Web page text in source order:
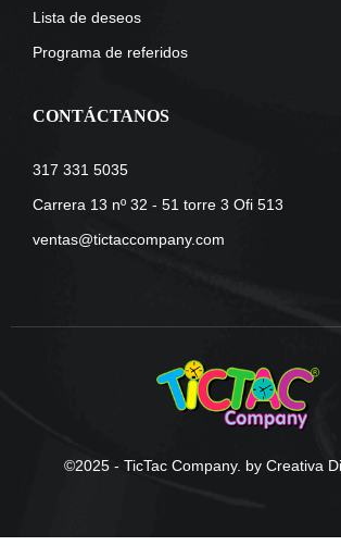
Lista de deseos
Programa de referidos
CONTÁCTANOS
317 331 5035
Carrera 13 nº 32 - 51 torre 3 Ofi 513
ventas@tictaccompany.com
©2025 - TicTac Company. by Creativa